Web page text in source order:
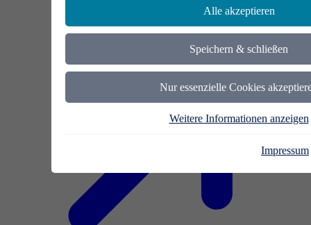
Alle akzeptieren
Speichern & schließen
Nur essenzielle Cookies
Weitere Informationen anzeigen
Impressum